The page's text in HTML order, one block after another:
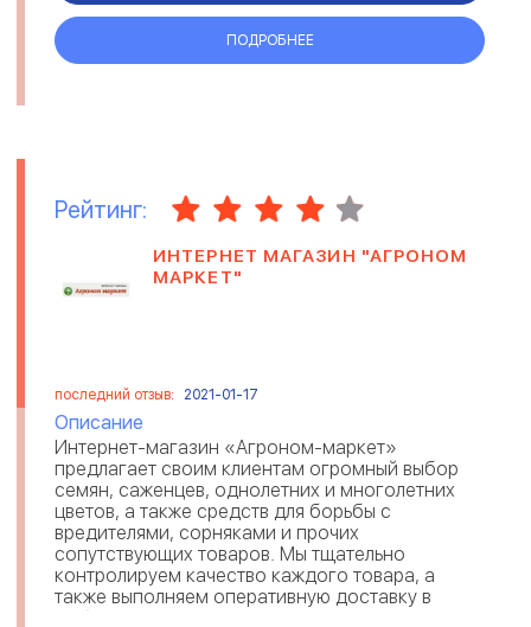
ПОДРОБНЕЕ
Рейтинг:
ИНТЕРНЕТ МАГАЗИН "АГРОНОМ
МАРКЕТ"
последний отзыв: 2021-01-17
Описание
Интернет-магазин «Агроном-маркет»
предлагает своим клиентам огромный выбор
семян, саженцев, однолетних и многолетних
цветов, а также средств для борьбы с
вредителями, сорняками и прочих
сопутствующих товаров. Мы тщательно
контролируем качество каждого товара, а
также выполняем оперативную доставку в
любую точку страны. Ознакомиться с каталогом